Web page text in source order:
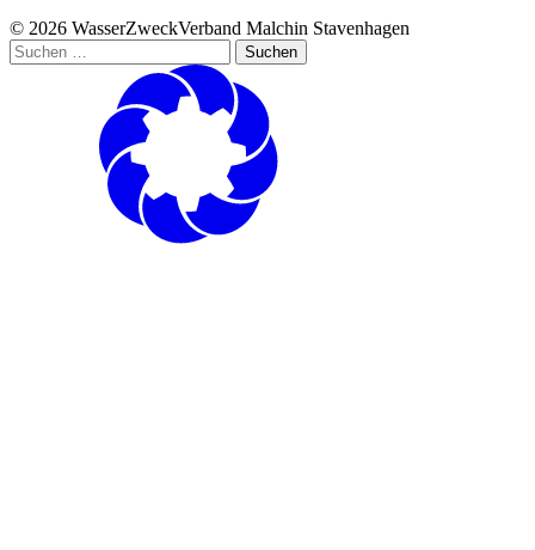
© 2026 WasserZweckVerband­ Malchin Stavenhagen